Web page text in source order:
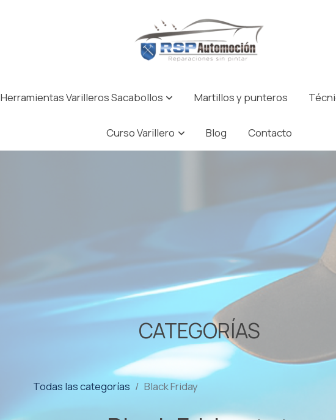
Herramientas Varilleros Sacabollos Martillos y punteros
Curso Varillero Blog Contacto
CATEGORÍAS
Todas las categorías Black Friday